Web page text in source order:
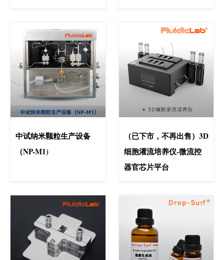
中试纳米颗粒生产设备
（NP-M1)
（已下市，不再出售）3D
细胞灌流培养仪-微流控
器官芯片平台